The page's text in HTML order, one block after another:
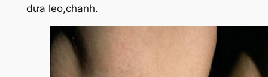
dưa leo,chanh.